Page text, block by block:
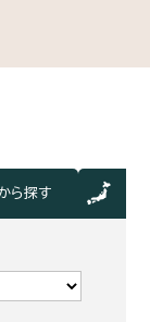
ら探す